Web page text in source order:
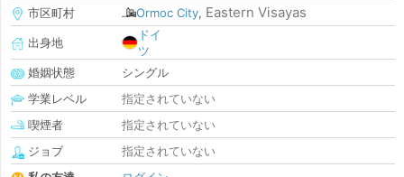
市区町村
Ormoc City, Eastern Visayas
出身地
ドイ
ツ
婚姻状態
シングル
学業レベル
指定されていない
喫煙者
指定されていない
ジョブ
指定されていない